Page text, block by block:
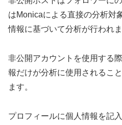
はMonicaによる直接の分析対
情報に基づいて分析が行われま
非公開アカウントを使用する
報だけが分析に使用されるこ
ます。
プロフィールに個人情報を記